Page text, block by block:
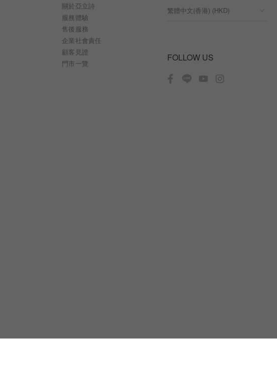
關於亞立詩
服務體驗
售後服務
企業社會責任
顧客見證
門市一覽
FOLLOW US